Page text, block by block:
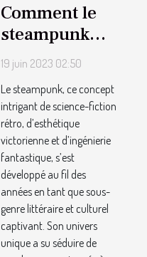
Comment le
steampunk
s’est-il
développé en
tant que sous-
genre
littéraire et
culturel ?
19 juin 2023 02:50
Le steampunk, ce concept
intrigant de science-fiction
rétro, d’esthétique
victorienne et d’ingénierie
fantastique, s’est
développé au fil des
années en tant que sous-
genre littéraire et culturel
captivant. Son univers
unique a su séduire de